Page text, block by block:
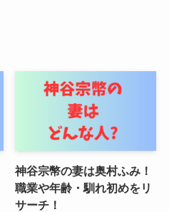
神谷宗幣の妻は奥村ふみ！
職業や年齢・馴れ初めをリ
サーチ！